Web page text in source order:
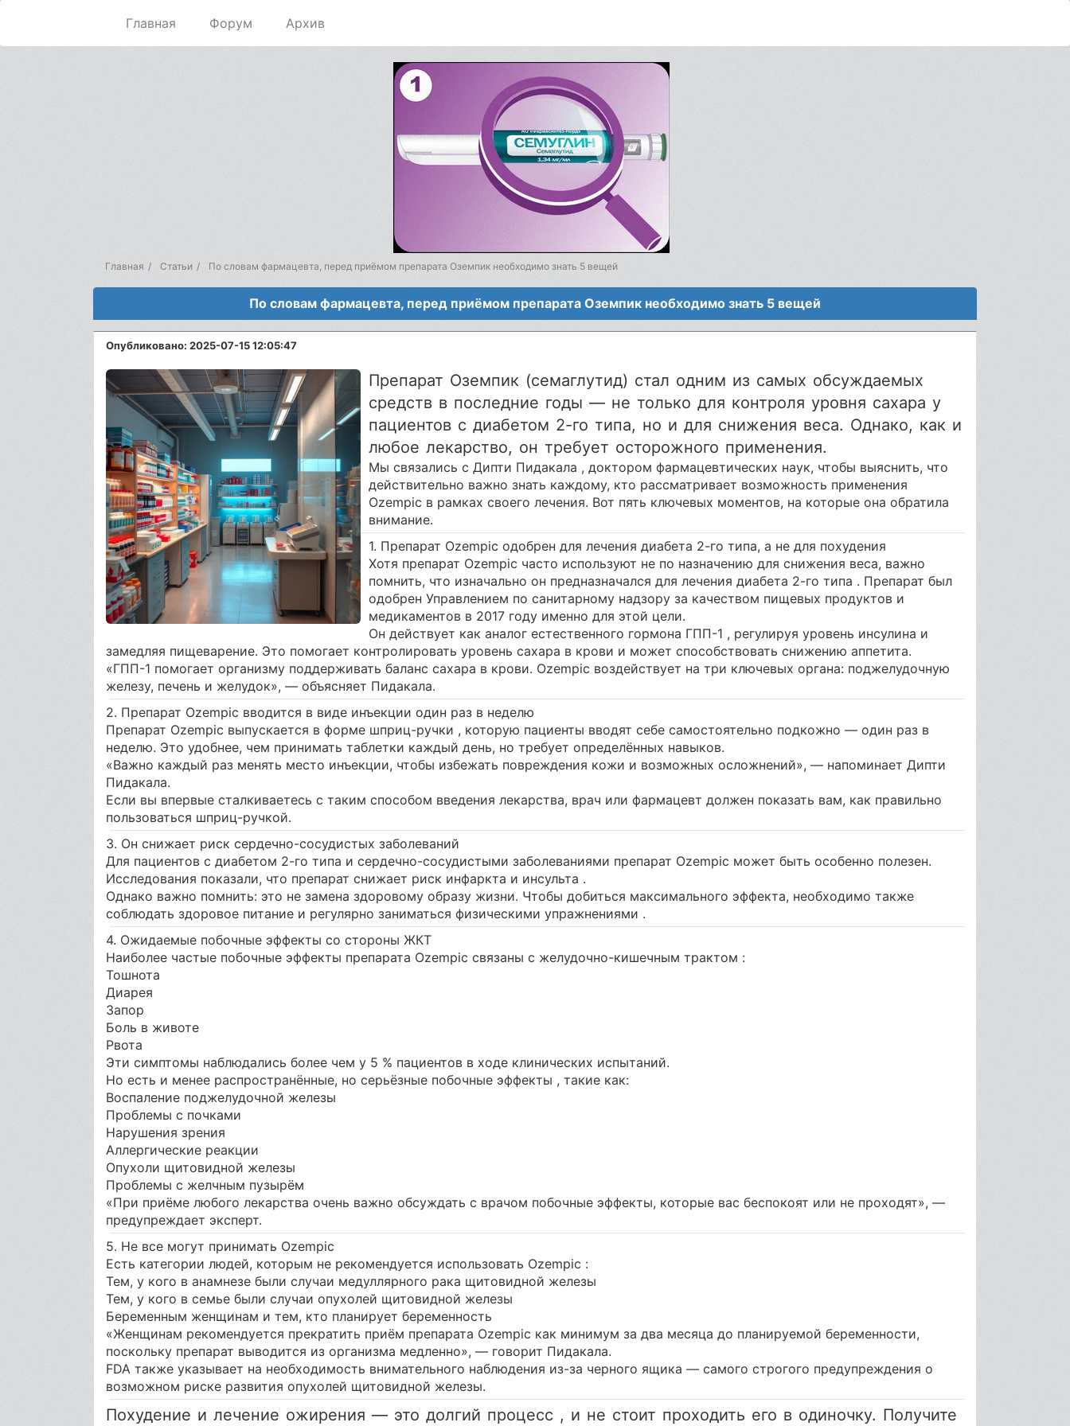
Главная Форум Архив
Главная Статьи По словам фармацевта, перед приёмом препарата Оземпик необходимо знать 5 вещей
По словам фармацевта, перед приёмом препарата Оземпик необходимо знать 5 вещей
Опубликовано: 2025-07-15 12:05:47
Препарат Оземпик (семаглутид) стал одним из самых обсуждаемых
средств в последние годы — не только для контроля уровня сахара у
пациентов с диабетом 2-го типа, но и для снижения веса. Однако, как и
любое лекарство, он требует осторожного применения.
Мы связались с Дипти Пидакала , доктором фармацевтических наук, чтобы выяснить, что
действительно важно знать каждому, кто рассматривает возможность применения
Ozempic в рамках своего лечения. Вот пять ключевых моментов, на которые она обратила
внимание.
1. Препарат Ozempic одобрен для лечения диабета 2-го типа, а не для похудения
Хотя препарат Ozempic часто используют не по назначению для снижения веса, важно
помнить, что изначально он предназначался для лечения диабета 2-го типа . Препарат был
одобрен Управлением по санитарному надзору за качеством пищевых продуктов и
медикаментов в 2017 году именно для этой цели.
Он действует как аналог естественного гормона ГПП-1 , регулируя уровень инсулина и
замедляя пищеварение. Это помогает контролировать уровень сахара в крови и может способствовать снижению аппетита.
«ГПП-1 помогает организму поддерживать баланс сахара в крови. Ozempic воздействует на три ключевых органа: поджелудочную
железу, печень и желудок», — объясняет Пидакала.
2. Препарат Ozempic вводится в виде инъекции один раз в неделю
Препарат Ozempic выпускается в форме шприц-ручки , которую пациенты вводят себе самостоятельно подкожно — один раз в
неделю. Это удобнее, чем принимать таблетки каждый день, но требует определённых навыков.
«Важно каждый раз менять место инъекции, чтобы избежать повреждения кожи и возможных осложнений», — напоминает Дипти
Пидакала.
Если вы впервые сталкиваетесь с таким способом введения лекарства, врач или фармацевт должен показать вам, как правильно
пользоваться шприц-ручкой.
3. Он снижает риск сердечно-сосудистых заболеваний
Для пациентов с диабетом 2-го типа и сердечно-сосудистыми заболеваниями препарат Ozempic может быть особенно полезен.
Исследования показали, что препарат снижает риск инфаркта и инсульта .
Однако важно помнить: это не замена здоровому образу жизни. Чтобы добиться максимального эффекта, необходимо также
соблюдать здоровое питание и регулярно заниматься физическими упражнениями .
4. Ожидаемые побочные эффекты со стороны ЖКТ
Наиболее частые побочные эффекты препарата Ozempic связаны с желудочно-кишечным трактом :
Тошнота
Диарея
Запор
Боль в животе
Рвота
Эти симптомы наблюдались более чем у 5 % пациентов в ходе клинических испытаний.
Но есть и менее распространённые, но серьёзные побочные эффекты , такие как:
Воспаление поджелудочной железы
Проблемы с почками
Нарушения зрения
Аллергические реакции
Опухоли щитовидной железы
Проблемы с желчным пузырём
«При приёме любого лекарства очень важно обсуждать с врачом побочные эффекты, которые вас беспокоят или не проходят», —
предупреждает эксперт.
5. Не все могут принимать Ozempic
Есть категории людей, которым не рекомендуется использовать Ozempic :
Тем, у кого в анамнезе были случаи медуллярного рака щитовидной железы
Тем, у кого в семье были случаи опухолей щитовидной железы
Беременным женщинам и тем, кто планирует беременность
«Женщинам рекомендуется прекратить приём препарата Ozempic как минимум за два месяца до планируемой беременности,
поскольку препарат выводится из организма медленно», — говорит Пидакала.
FDA также указывает на необходимость внимательного наблюдения из-за черного ящика — самого строгого предупреждения о
возможном риске развития опухолей щитовидной железы.
Похудение и лечение ожирения — это долгий процесс , и не стоит проходить его в одиночку. Получите